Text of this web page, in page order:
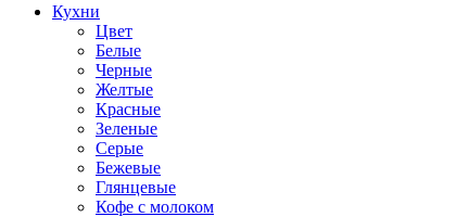
Кухни
Цвет
Белые
Черные
Желтые
Красные
Зеленые
Серые
Бежевые
Глянцевые
Кофе с молоком